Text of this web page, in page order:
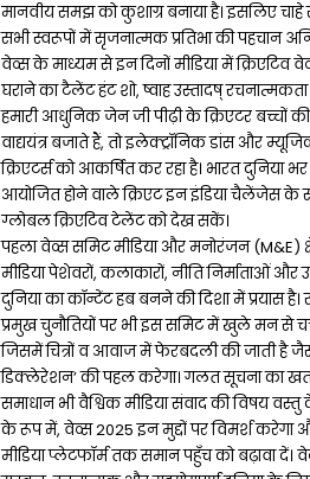
मानवीय समझ को कुशाग्र बनाया है। इसलिए चाहे
सभी स्वरूपों में सृजनात्मक प्रतिभा की पहचान
वेव्स के माध्यम से इन दिनों मीडिया में क्रिएटिव
घराने का टैलेंट हंट शो, ष्वाह उस्तादष्
हमारी आधुनिक जेन जी पीढ़ी के क्रिएटर बच्चों
वाद्ययंत्र बजाते हैं, तो इलेक्ट्रॉनिक डांस और
क्रिएटर्स को आकर्षित कर रहा है। भारत
आयोजित होने वाले क्रिएट इन इंडिया चैलेंजेस के
ग्लोबल क्रिएटिव टेलेंट को देख सकें।
पहला वेव्स समिट मीडिया और मनोरंजन (M&E)
मीडिया पेशेवरों, कलाकारों, नीति निर्माताओं
दुनिया का कॉन्टेंट हब बनने की दिशा में प्रयास
प्रमुख चुनौतियों पर भी इस समिट में खुले मन से
जिसमें चित्रों व आवाज में फेरबदली की जाती है
डिक्लेरेशन’ की पहल करेगा। गलत सूचना का
समाधान भी वैश्विक मीडिया संवाद की
के रूप में, वेव्स 2025 इन मुद्दों पर विमर्श करेगा
मीडिया प्लेटफॉर्म तक समान पहुँच को बढ़ावा